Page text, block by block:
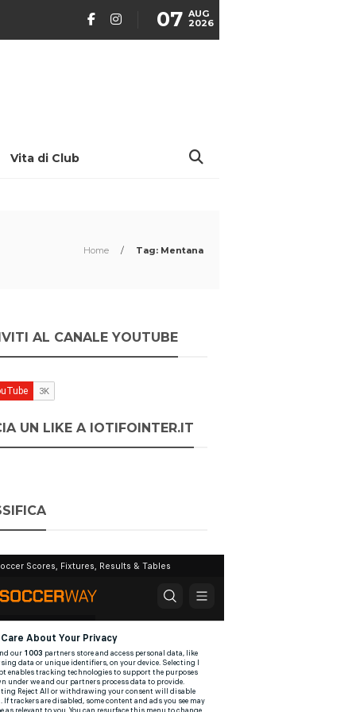
07 AUG
2026
Vita di Club
Home / Tag: Mentana
AL CANALE YOUTUBE
UN LIKE A IOTIFOINTER.IT